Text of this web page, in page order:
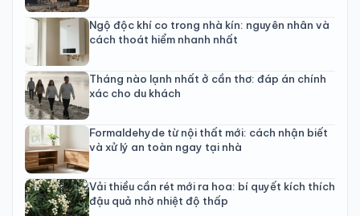
Ngộ độc khí co trong nhà kín: nguyên nhân và
cách thoát hiểm nhanh nhất
Tháng nào lạnh nhất ở cần thơ: đáp án chính
xác cho du khách
Formaldehyde từ nội thất mới: cách nhận biết
và xử lý an toàn ngay tại nhà
Vải thiều cần rét mới ra hoa: bí quyết kích thích
đậu quả nhờ nhiệt độ thấp